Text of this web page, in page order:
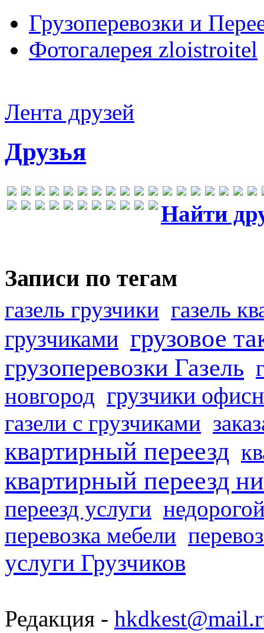
Грузоперевозки и
Фотогалерея zloistroitel
Лента друзей
Друзья
Найти
Записи по тегам
газель грузчики газель
грузчиками грузовое
грузоперевозки Газель
новгород грузчики
газели с грузчиками
квартирный переезд
квартирный переезд
переезд услуги
перевозка мебели
услуги Грузчиков
Редакция -